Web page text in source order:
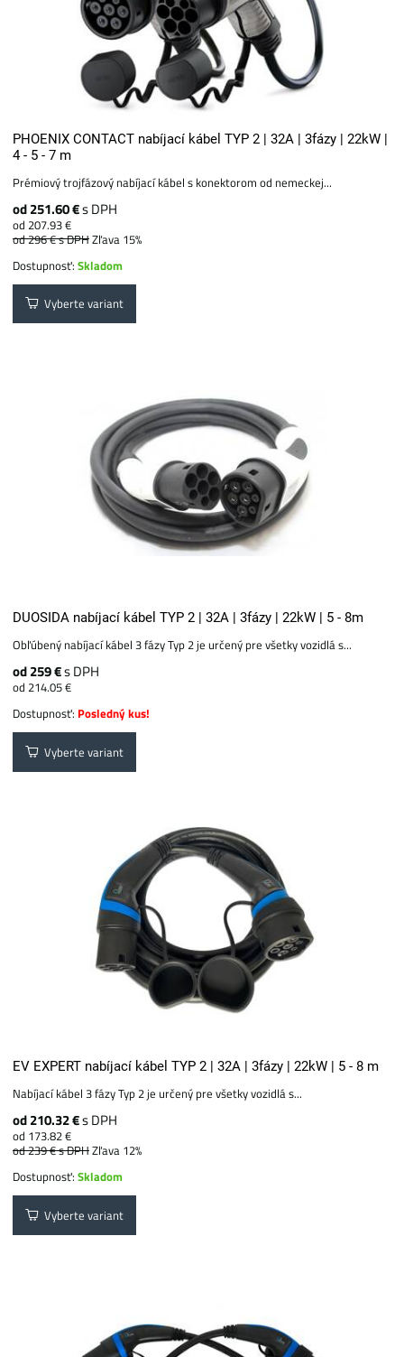
PHOENIX CONTACT nabíjací kábel TYP 2 | 32A | 3fázy | 22kW |
4 - 5 - 7 m
Prémiový trojfázový nabíjací kábel s konektorom od nemeckej...
od 251.60 €s DPH
od 207.93 €
od 296 €s DPHZľava 15%
Dostupnosť:Skladom
Vyberte variant
DUOSIDA nabíjací kábel TYP 2 | 32A | 3fázy | 22kW | 5 - 8m
Obľúbený nabíjací kábel 3 fázy Typ 2 je určený pre všetky vozidlá s...
od 259 €s DPH
od 214.05 €
Dostupnosť: Posledný kus!
Vyberte variant
EV EXPERT nabíjací kábel TYP 2 | 32A | 3fázy | 22kW | 5 - 8 m
Nabíjací kábel 3 fázy Typ 2 je určený pre všetky vozidlá s...
od 210.32 €s DPH
od 173.82 €
od 239 €s DPHZľava 12%
Dostupnosť:Skladom
Vyberte variant